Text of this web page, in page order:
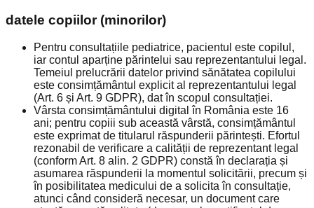
datele copiilor (minorilor)
Pentru consultațiile pediatrice, pacientul este copilul,
iar contul aparține părintelui sau reprezentantului legal.
Temeiul prelucrării datelor privind sănătatea copilului
este consimțământul explicit al reprezentantului legal
(Art. 6 și Art. 9 GDPR), dat în scopul consultației.
Vârsta consimțământului digital în România este 16
ani; pentru copiii sub această vârstă, consimțământul
este exprimat de titularul răspunderii părintești. Efortul
rezonabil de verificare a calității de reprezentant legal
(conform Art. 8 alin. 2 GDPR) constă în declarația și
asumarea răspunderii la momentul solicitării, precum și
în posibilitatea medicului de a solicita în consultație,
atunci când consideră necesar, un document care